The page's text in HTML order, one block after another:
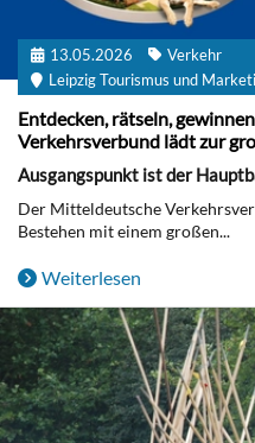
13.05.2026
Verkehr
Leipzig Tourismus und
Entdecken, rätseln,
Verkehrsverbund lädt zur
Ausgangspunkt ist der
Der Mitteldeutsche
Bestehen mit einem großen...
Weiterlesen